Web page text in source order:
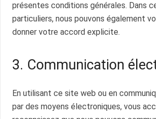
présentes conditions générales. Dans
particuliers, nous pouvons également
donner votre accord explicite.
3. Communication
En utilisant ce site web ou en
par des moyens électroniques, vous